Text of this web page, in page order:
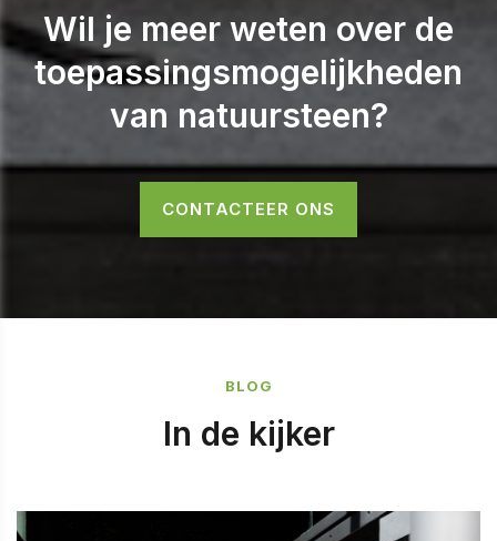
Wil je meer weten over de
toepassingsmogelijkheden
van natuursteen?
CONTACTEER ONS
BLOG
In de kijker